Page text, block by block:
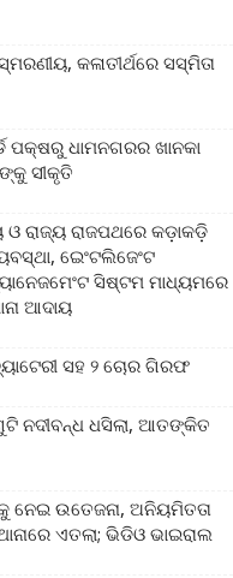
କଳାତୀର୍ଥରେ ସସ୍ମିତା
ପକ୍ଷରୁ ଧାମନଗରର ଖାନକା
ସୀକୃତି
ଓ ରାଜ୍ୟ ରାଜପଥରେ କଡ଼ାକଡ଼ି
ଇେଂଟଲିଜେଂଟ
ସିଷ୍ଟମ ମାଧ୍ୟମରେ
ଆଦାୟ
ସହ ୨ ଚୋର ଗିରଫ
ନଦୀବନ୍ଧ ଧସିଲା, ଆତଙ୍କିତ
ନେଇ ଉତେଜନା, ଅନିୟମିତତା
ଏତଲା; ଭିଡିଓ ଭାଇରାଲ